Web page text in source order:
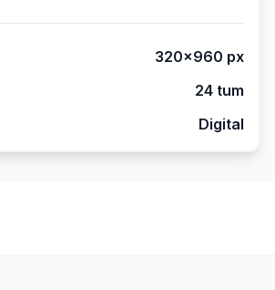
320×960 px
24 tum
Digital